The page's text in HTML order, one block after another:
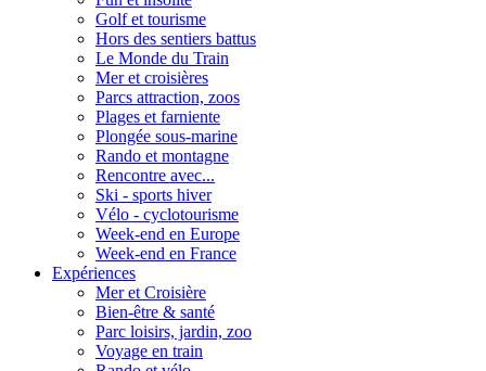
Golf et tourisme
Hors des sentiers battus
Le Monde du Train
Mer et croisières
Parcs attraction, zoos
Plages et farniente
Plongée sous-marine
Rando et montagne
Rencontre avec...
Ski - sports hiver
Vélo - cyclotourisme
Week-end en Europe
Week-end en France
Expériences
Mer et Croisière
Bien-être & santé
Parc loisirs, jardin, zoo
Voyage en train